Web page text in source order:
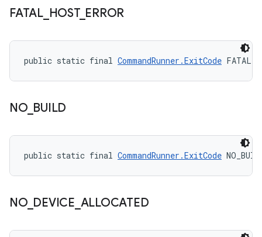
FATAL_ HOST_ ERROR
public static final CommandRunner.ExitCode
NO_ BUILD
public static final CommandRunner.ExitCode
NO_ DEVICE ALLOCATED